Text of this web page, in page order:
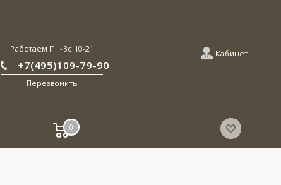
Работаем Пн-Вс 10-21
+7(495)109-79-90
Перезвонить
Кабинет
0